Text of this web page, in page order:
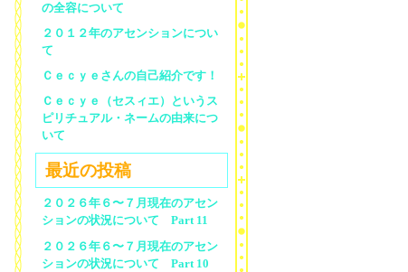
の全容について
２０１２年のアセンションについ
て
Ｃｅｃｙｅさんの自己紹介です！
Ｃｅｃｙｅ（セスィエ）というス
ピリチュアル・ネームの由来につ
いて
最近の投稿
２０２６年６〜７月現在のアセン
ションの状況について Part 11
２０２６年６〜７月現在のアセン
ションの状況について Part 10